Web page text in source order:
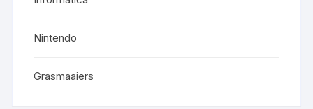
Nintendo
Grasmaaiers